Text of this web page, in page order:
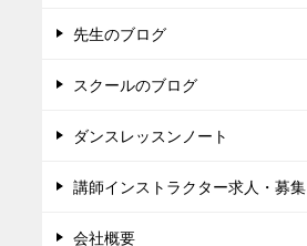
先生のブログ
スクールのブログ
ダンスレッスンノート
講師インストラクター求人・募集
会社概要